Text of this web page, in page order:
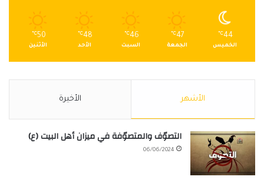
44
℃
الخميس
47
℃
الجمعة
46
℃
السبت
48
℃
الأحد
50
℃
الأثنين
الأشهر الأخيرة
التصوّف والمتصوّفة في ميزان أهل البيت (ع)
06/06/2024